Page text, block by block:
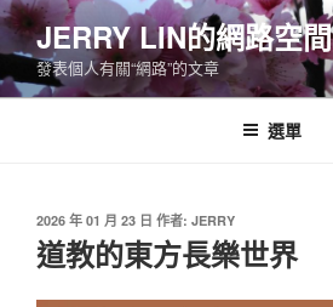
跳
至
主
要
JERRY LIN的網路空間
發表個人有關“網路”的文章
選單
發
佈
於
2026 年 01 月 23 日 作者: JERRY
道教的東方長樂世界